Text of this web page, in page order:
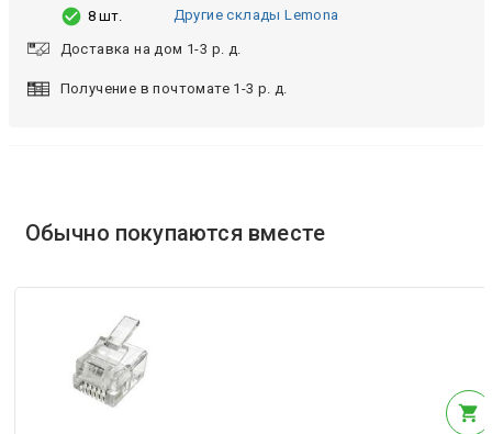
8 шт.
Другие склады Lemona
Доставка на дом 1-3 р. д.
Получение в почтомате 1-3 р. д.
Обычно покупаются вместе